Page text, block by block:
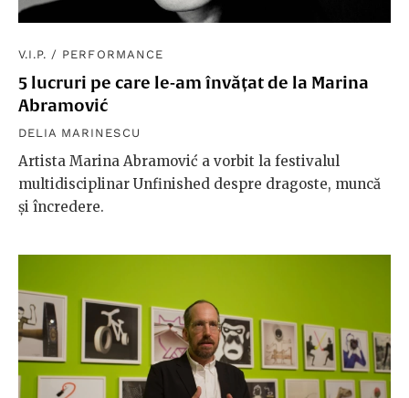
V.I.P. / PERFORMANCE
5 lucruri pe care le-am învățat de la Marina
Abramović
DELIA MARINESCU
Artista Marina Abramović a vorbit la festivalul
multidisciplinar Unfinished despre dragoste, muncă
și încredere.